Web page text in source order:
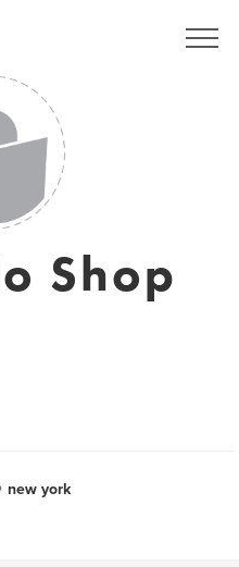
Shop
new york